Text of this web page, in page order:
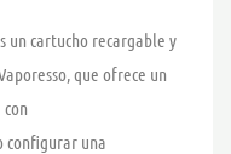
un cartucho recargable y
que ofrece un
configurar una